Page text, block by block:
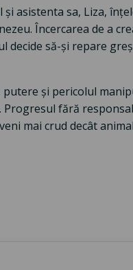
asistenta sa, Liza,
Încercarea de a
decide să-și repare
și pericolul
fără
mai crud decât